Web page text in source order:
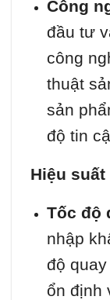
Công
đầu tư
công
thuật
sản
độ tin
Hiệu
Tốc độ
nhập
độ
ổn định